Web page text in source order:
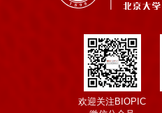
欢迎关注BIOPIC